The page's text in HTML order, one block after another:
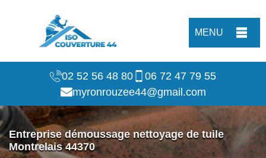
MENU
02 52 56 48 80
06 72 47 79 55
myronrouzee44@gmail.com
Entreprise démoussage nettoyage de tuile
Montrelais 44370